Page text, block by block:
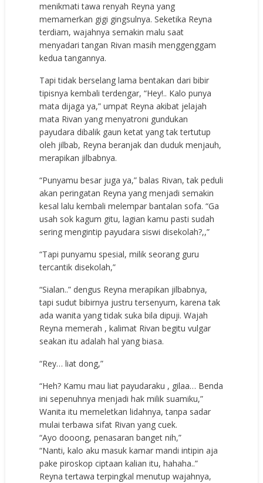
menikmati tawa renyah Reyna yang
memamerkan gigi gingsulnya. Seketika Reyna
terdiam, wajahnya semakin malu saat
menyadari tangan Rivan masih menggenggam
kedua tangannya.
Tapi tidak berselang lama bentakan dari bibir
tipisnya kembali terdengar, “Hey!.. Kalo punya
mata dijaga ya,” umpat Reyna akibat jelajah
mata Rivan yang menyatroni gundukan
payudara dibalik gaun ketat yang tak tertutup
oleh jilbab, Reyna beranjak dan duduk menjauh,
merapikan jilbabnya.
“Punyamu besar juga ya,” balas Rivan, tak peduli
akan peringatan Reyna yang menjadi semakin
kesal lalu kembali melempar bantalan sofa. “Ga
usah sok kagum gitu, lagian kamu pasti sudah
sering mengintip payudara siswi disekolah?,,”
“Tapi punyamu spesial, milik seorang guru
tercantik disekolah,”
“Sialan..” dengus Reyna merapikan jilbabnya,
tapi sudut bibirnya justru tersenyum, karena tak
ada wanita yang tidak suka bila dipuji. Wajah
Reyna memerah , kalimat Rivan begitu vulgar
seakan itu adalah hal yang biasa.
“Rey… liat dong,”
“Heh? Kamu mau liat payudaraku , gilaa… Benda
ini sepenuhnya menjadi hak milik suamiku,”
Wanita itu memeletkan lidahnya, tanpa sadar
mulai terbawa sifat Rivan yang cuek.
“Ayo dooong, penasaran banget nih,”
“Nanti, kalo aku masuk kamar mandi intipin aja
pake piroskop ciptaan kalian itu, hahaha..”
Reyna tertawa terpingkal menutup wajahnya,